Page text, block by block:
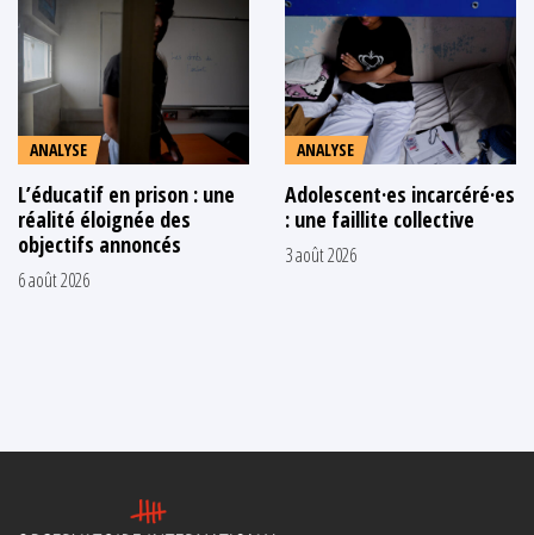
ANALYSE
L’éducatif en prison : une
réalité éloignée des
objectifs annoncés
6 août 2026
ANALYSE
Adolescent·es incarcéré·es
: une faillite collective
3 août 2026